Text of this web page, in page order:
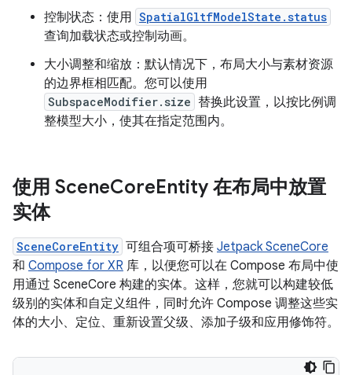
控制状态：使用 SpatialGltfModelState.status
查询加载状态或控制动画。
大小调整和缩放：默认情况下，布局大小与素材资源
的边界框相匹配。您可以使用
SubspaceModifier.size 替换此设置，以按比例调
整模型大小，使其在指定范围内。
使用 SceneCoreEntity 在布局中放置
实体
SceneCoreEntity 可组合项可桥接 Jetpack SceneCore
和 Compose for XR 库，以便您可以在 Compose 布局中使
用通过 SceneCore 构建的实体。这样，您就可以构建较低
级别的实体和自定义组件，同时允许 Compose 调整这些实
体的大小、定位、重新设置父级、添加子级和应用修饰符。